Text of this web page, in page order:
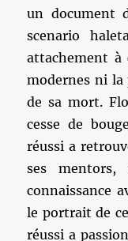
un document
scenario
attachement à
modernes ni la
de sa mort.
cesse de
réussi a
ses
connaissance
le portrait de
réussi a